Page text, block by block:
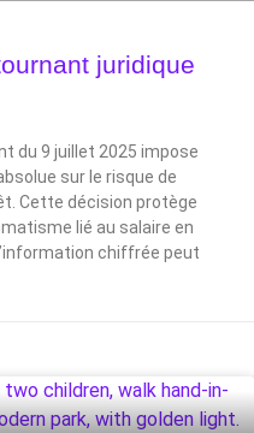
juridique
du 9 juillet 2025 impose
sur le risque de
Cette décision protège
lié au salaire en
chiffrée peut